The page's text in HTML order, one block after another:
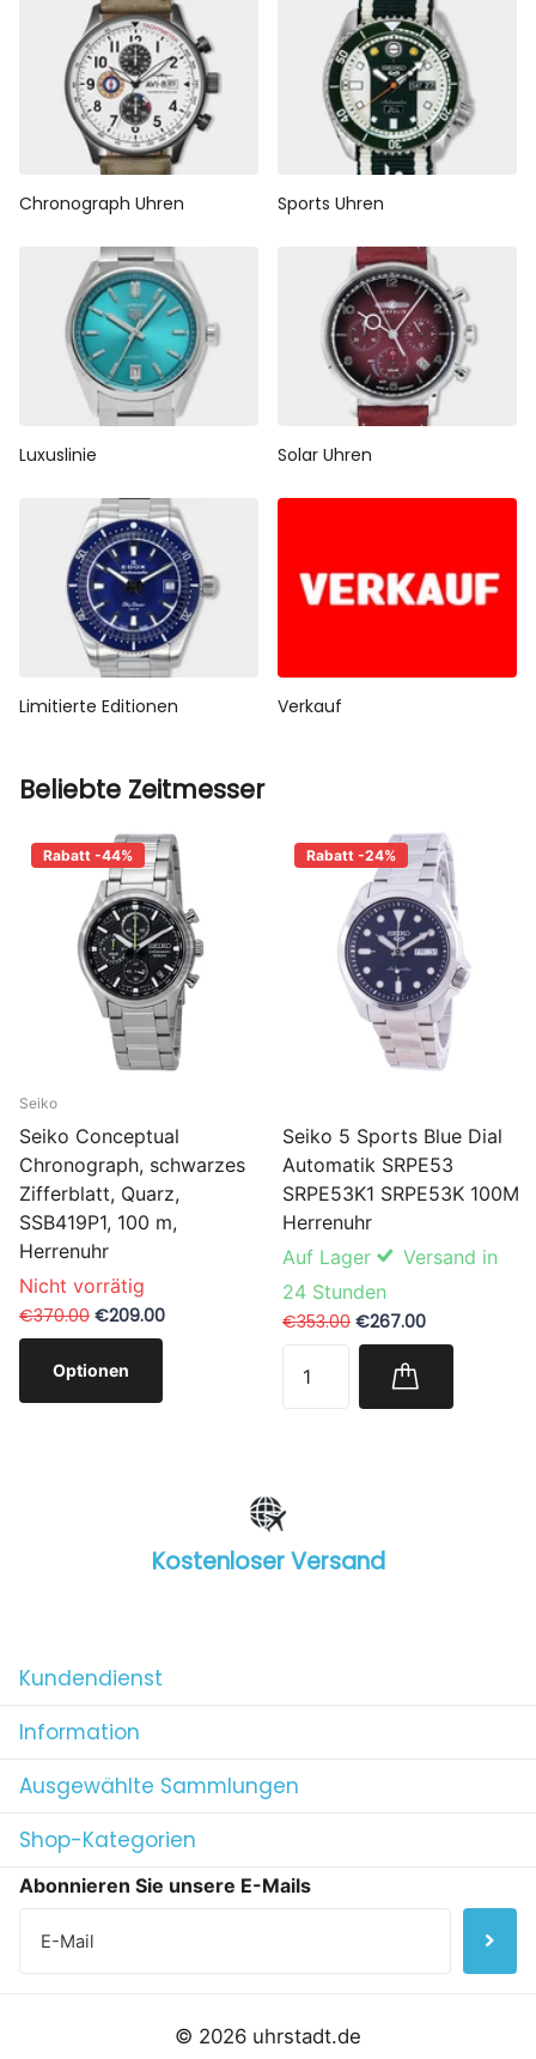
Chronograph Uhren Sports Uhren
Luxuslinie Solar Uhren
Limitierte Editionen Verkauf
Beliebte Zeitmesser
Rabatt -44%
Seiko
Seiko Conceptual
Chronograph, schwarzes
Zifferblatt, Quarz,
SSB419P1, 100 m,
Herrenuhr
Nicht vorrätig
€370.00 €209.00
Optionen
Rabatt -24%
Seiko 5 Sports Blue Dial
Automatik SRPE53
SRPE53K1 SRPE53K 100M
Herrenuhr
Auf Lager
Versand in
24 Stunden
€353.00 €267.00
Kostenloser Versand
Kundendienst
Information
Ausgewählte Sammlungen
Shop-Kategorien
Abonnieren Sie unsere E-Mails
© 2026 uhrstadt.de